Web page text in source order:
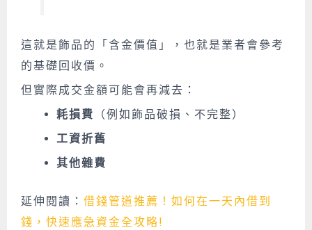
這就是飾品的「含金價值」，也就是業者會參考
的基礎回收價。
但實際成交金額可能會再減去：
耗損費
（例如飾品破損、不完整）
工資折舊
其他雜費
延伸閱讀： 借錢管道推薦！如何在一天內借到
錢，快速應急資金全攻略!